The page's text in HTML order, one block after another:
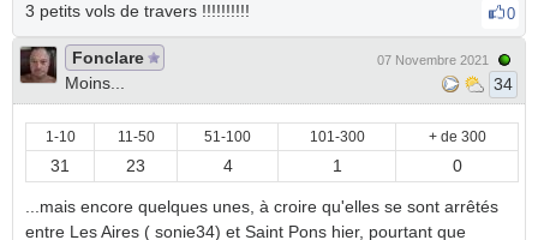
3 petits vols de travers !!!!!!!!!! 0
Fonclare
Moins...
07 Novembre 2021
34
1-10 11-50 51-100 101-300 + de 300
31 23 4 1 0
...mais encore quelques unes, à croire qu'elles se sont arrêtés
entre Les Aires ( sonie34) et Saint Pons hier, pourtant que